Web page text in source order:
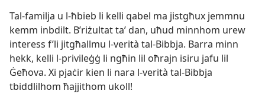
Tal-familja u l-ħbieb li kelli qabel ma jistgħux jemmnu
kemm inbdilt. B’riżultat taʼ dan, uħud minnhom urew
interess f’li jitgħallmu l-verità tal-Bibbja. Barra minn
hekk, kelli l-privileġġ li ngħin lil oħrajn isiru jafu lil
Ġeħova. Xi pjaċir kien li nara l-verità tal-Bibbja
tbiddlilhom ħajjithom ukoll!